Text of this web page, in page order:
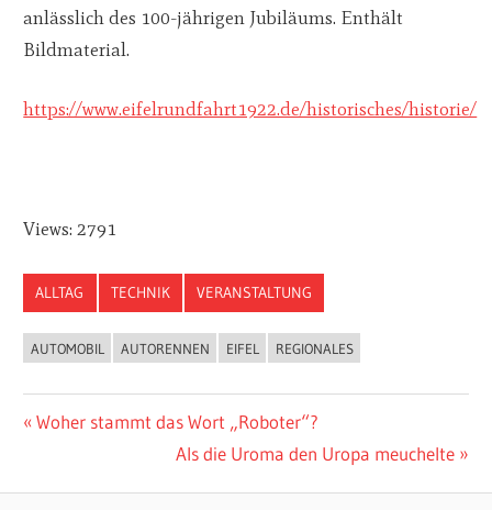
anlässlich des 100-jährigen Jubiläums. Enthält
Bildmaterial.
https://www.eifelrundfahrt1922.de/historisches/historie/
Views: 2791
ALLTAG TECHNIK VERANSTALTUNG
AUTOMOBIL AUTORENNEN EIFEL REGIONALES
Beitragsnavigation
Vorheriger
Woher stammt das Wort „Roboter“?
Nächster
Als die Uroma den Uropa meuchelte